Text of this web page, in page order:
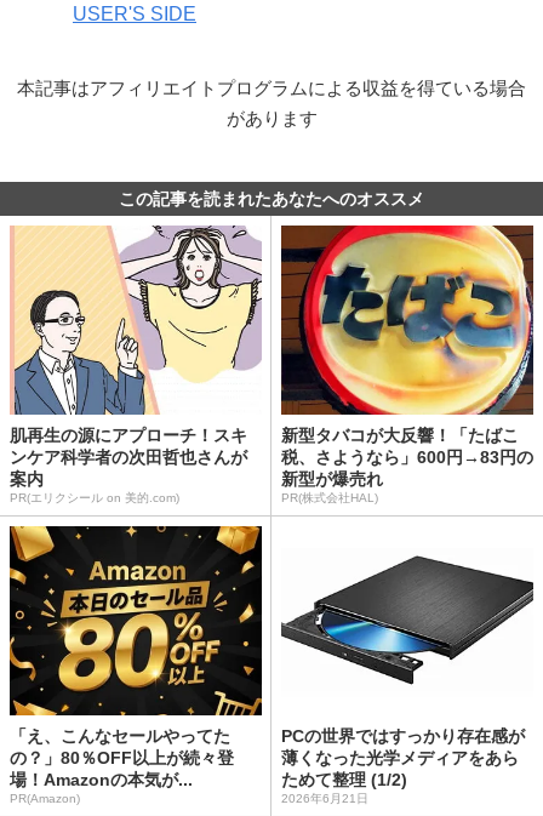
USER'S SIDE
本記事はアフィリエイトプログラムによる収益を得ている場合
があります
この記事を読まれたあなたへのオススメ
肌再生の源にアプローチ！スキ
ンケア科学者の次田哲也さんが
案内
PR(エリクシール on 美的.com)
新型タバコが大反響！「たばこ
税、さようなら」600円→83円の
新型が爆売れ
PR(株式会社HAL)
「え、こんなセールやってた
の？」80％OFF以上が続々登
場！Amazonの本気が...
PR(Amazon)
PCの世界ではすっかり存在感が
薄くなった光学メディアをあら
ためて整理 (1/2)
2026年6月21日